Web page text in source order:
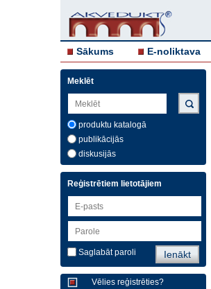
Sākums E-noliktava
Meklēt
produktu katalogā
publikācijās
diskusijās
Reģistrētiem lietotājiem
Saglabāt paroli
Vēlies reģistrēties?